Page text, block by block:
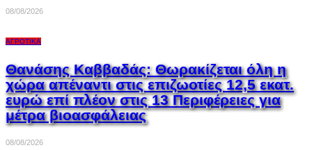
08/08/2026
ΑΓΡΟΤΙΚΆ
Θανάσης Καββαδάς: Θωρακίζεται όλη η
χώρα απέναντι στις επιζωοτίες 12,5 εκατ.
ευρώ επί πλέον στις 13 Περιφέρειες για
μέτρα βιοασφάλειας
08/08/2026